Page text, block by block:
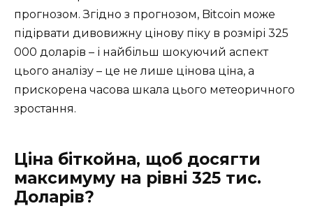
прогнозом. Згідно з прогнозом, Bitcoin може
підірвати дивовижну цінову піку в розмірі 325
000 доларів – і найбільш шокуючий аспект
цього аналізу – це не лише цінова ціна, а
прискорена часова шкала цього метеоричного
зростання.
Ціна біткойна, щоб досягти
максимуму на рівні 325 тис.
Доларів?